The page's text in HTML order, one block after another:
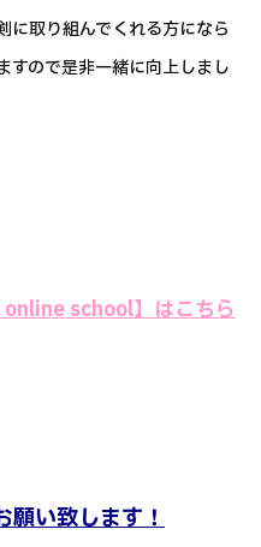
に取り組んでくれる方になら
すので是非一緒に向上しまし
school】はこちら
願い致します！